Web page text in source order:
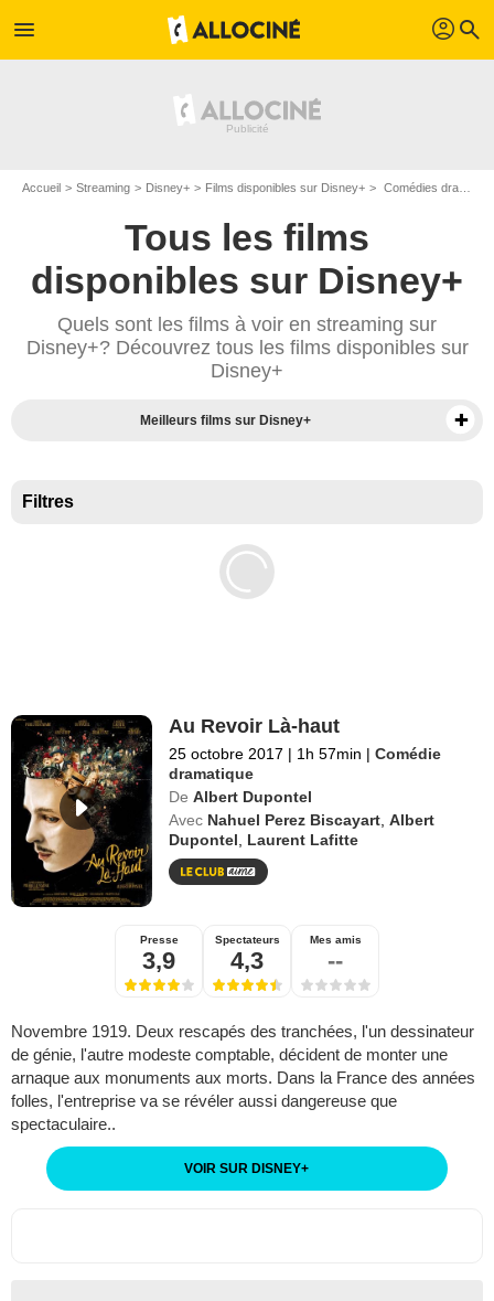
menu profil search
Accueil Streaming Disney+ Films disponibles sur Disney+ Comédies dramatiques disponibles sur Disney+
Tous les films
disponibles sur Disney+
Quels sont les films à voir en streaming sur
Disney+? Découvrez tous les films disponibles sur
Disney+
Meilleurs films sur Disney+
Filtres
Au Revoir Là-haut
25 octobre 2017 | 1h 57min | Comédie
dramatique
De Albert Dupontel
Avec Nahuel Perez Biscayart ,Albert
Dupontel
Laurent Lafitte
Presse
3,9
Spectateurs
4,3
Mes amis
--
Novembre 1919. Deux rescapés des tranchées, l'un dessinateur
de génie, l'autre modeste comptable, décident de monter une
arnaque aux monuments aux morts. Dans la France des années
folles, l'entreprise va se révéler aussi dangereuse que
spectaculaire..
VOIR SUR DISNEY+